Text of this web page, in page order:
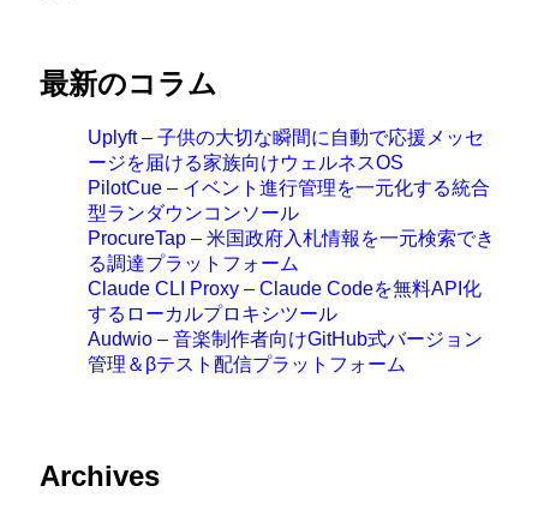
最新のコラム
Uplyft – 子供の大切な瞬間に自動で応援メッセ
ージを届ける家族向けウェルネスOS
PilotCue – イベント進行管理を一元化する統合
型ランダウンコンソール
ProcureTap – 米国政府入札情報を一元検索でき
る調達プラットフォーム
Claude CLI Proxy – Claude Codeを無料API化
するローカルプロキシツール
Audwio – 音楽制作者向けGitHub式バージョン
管理＆βテスト配信プラットフォーム
Archives